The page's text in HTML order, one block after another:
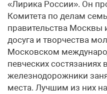
«Лирика России». Он
Комитета по делам
правительства Москвы
досуга и творчества
Московском
певческих состязаниях
железнодорожники
места. Лучшим из них